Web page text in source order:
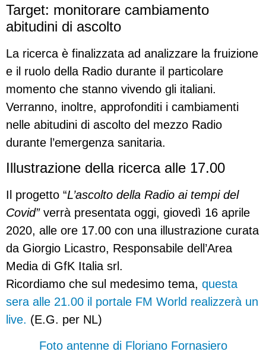
Target: monitorare cambiamento
abitudini di ascolto
La ricerca è finalizzata ad analizzare la fruizione
e il ruolo della Radio durante il particolare
momento che stanno vivendo gli italiani.
Verranno, inoltre, approfonditi i cambiamenti
nelle abitudini di ascolto del mezzo Radio
durante l’emergenza sanitaria.
Illustrazione della ricerca alle 17.00
Il progetto “L’ascolto della Radio ai tempi del
Covid” verrà presentata oggi, giovedì 16 aprile
2020, alle ore 17.00 con una illustrazione curata
da Giorgio Licastro, Responsabile dell’Area
Media di GfK Italia srl.
Ricordiamo che sul medesimo tema, questa
sera alle 21.00 il portale FM World realizzerà un
live. (E.G. per NL)
Foto antenne di Floriano Fornasiero